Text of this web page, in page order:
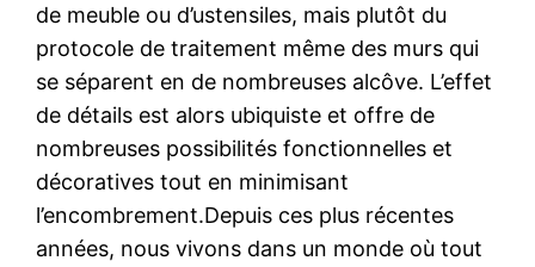
de meuble ou d’ustensiles, mais plutôt du
protocole de traitement même des murs qui
se séparent en de nombreuses alcôve. L’effet
de détails est alors ubiquiste et offre de
nombreuses possibilités fonctionnelles et
décoratives tout en minimisant
l’encombrement.Depuis ces plus récentes
années, nous vivons dans un monde où tout